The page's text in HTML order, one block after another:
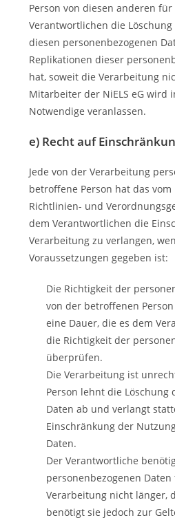
Person von diesen anderen
Verantwortlichen die
diesen personenbezogenen
Replikationen dieser
hat, soweit die Verarbeitung
Mitarbeiter der NiELS eG wird
Notwendige veranlassen.
e) Recht auf
Jede von der Verarbeitung
betroffene Person hat das vom
Richtlinien- und
dem Verantwortlichen die
Verarbeitung zu verlangen,
Voraussetzungen gegeben ist:
Die Richtigkeit der
von der betroffenen
eine Dauer, die es dem
die Richtigkeit der
überprüfen.
Die Verarbeitung ist
Person lehnt die Löschung
Daten ab und verlangt
Einschränkung der
Daten.
Der Verantwortliche
personenbezogenen
Verarbeitung nicht länger,
benötigt sie jedoch zur